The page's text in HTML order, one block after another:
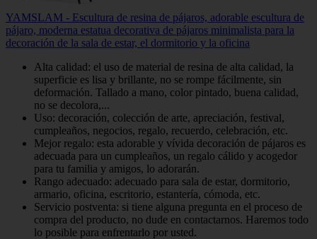
YAMSLAM - Escultura de resina de pájaros, adorable escultura de
pájaro, moderna estatua decorativa de pájaros minimalista para la
decoración de la sala de estar, el dormitorio y la oficina
Alta calidad: el uso de material de resina de alta calidad, la
superficie es lisa y brillante, no se rompe fácilmente, sin
deformación. Tallado a mano, color pintado, buena calidad,
no se decolora,...
Uso: decoración, colección de arte, apreciación, festival,
cumpleaños, negocios, regalo, recuerdo, celebración, etc.
Mejor regalo: esta adorable y vívida decoración de pájaros es
adecuada para un cumpleaños, un regalo cálido y acogedor
para tu familia y amigos, lo adorarán.
Rango adecuado: adecuado para sala de estar, dormitorio,
armario, oficina, escritorio, estantería, cómoda, etc.
Servicio postventa: si tiene alguna pregunta en el proceso de
compra del producto, no dude en contactarnos. Haremos todo
lo posible para enfrentarlo por usted.